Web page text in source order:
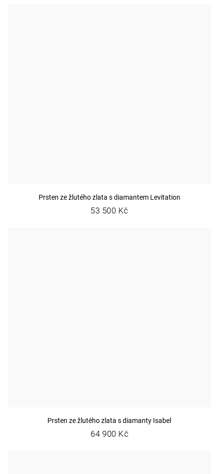
Prsten ze žlutého zlata s diamantem Levitation
53 500 Kč
Prsten ze žlutého zlata s diamanty Isabel
64 900 Kč